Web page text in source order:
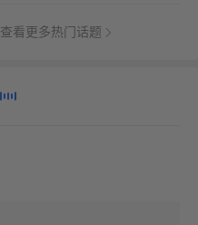
查看更多热门话题